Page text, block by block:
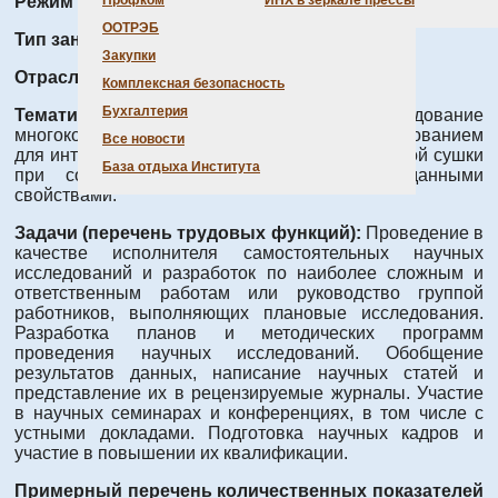
ООТРЭБ
Закупки
Комплексная безопасность
Бухгалтерия
Все новости
База отдыха Института
Тип занятости:Полная занятость
Отрасль науки:физическая химия
Тематика исследований:
Исследование
многокомпонентных систем с клатратообразованием
для интенсификации процессов сублимационной сушки
при создании новых материалов с заданными
свойствами.
Задачи (перечень трудовых функций): Проведение в
качестве исполнителя самостоятельных научных
исследований и разработок по наиболее сложным и
ответственным работам или руководство группой
работников, выполняющих плановые исследования.
Разработка планов и методических программ
проведения научных исследований. Обобщение
результатов данных, написание научных статей и
представление их в рецензируемые журналы. Участие
в научных семинарах и конференциях, в том числе с
устными докладами. Подготовка научных кадров и
участие в повышении их квалификации.
Примерный перечень количественных показателей